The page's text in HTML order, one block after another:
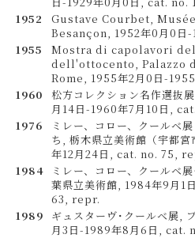
1952
Gustave Courbet,
Besançon, 1952年0月0日
1955
Mostra di capolavori
dell'ottocento, Palazzo
Rome, 1955年2月0日-
1960
松方コレクション名作選抜
月14日-1960年7月10日,
1976
ミレー、コロー、クールベ
ち, 栃木県立美術館（宇都
年12月24日, cat. no. 75,
1984
ミレー、コロー、クールベ
葉県立美術館, 1984年9月1
63, repr.
1989
ギュスターヴ･クールベ展,
月3日-1989年8月6日,